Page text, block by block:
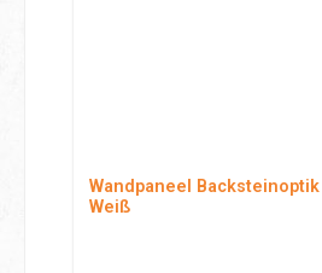
Wandpaneel
Weiß